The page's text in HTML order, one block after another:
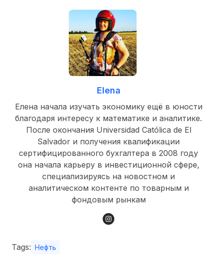
Elena
Елена начала изучать экономику ещё в юности
благодаря интересу к математике и аналитике.
После окончания Universidad Católica de El
Salvador и получения квалификации
сертифицированного бухгалтера в 2008 году
она начала карьеру в инвестиционной сфере,
специализируясь на новостном и
аналитическом контенте по товарным и
фондовым рынкам
Tags: Нефть